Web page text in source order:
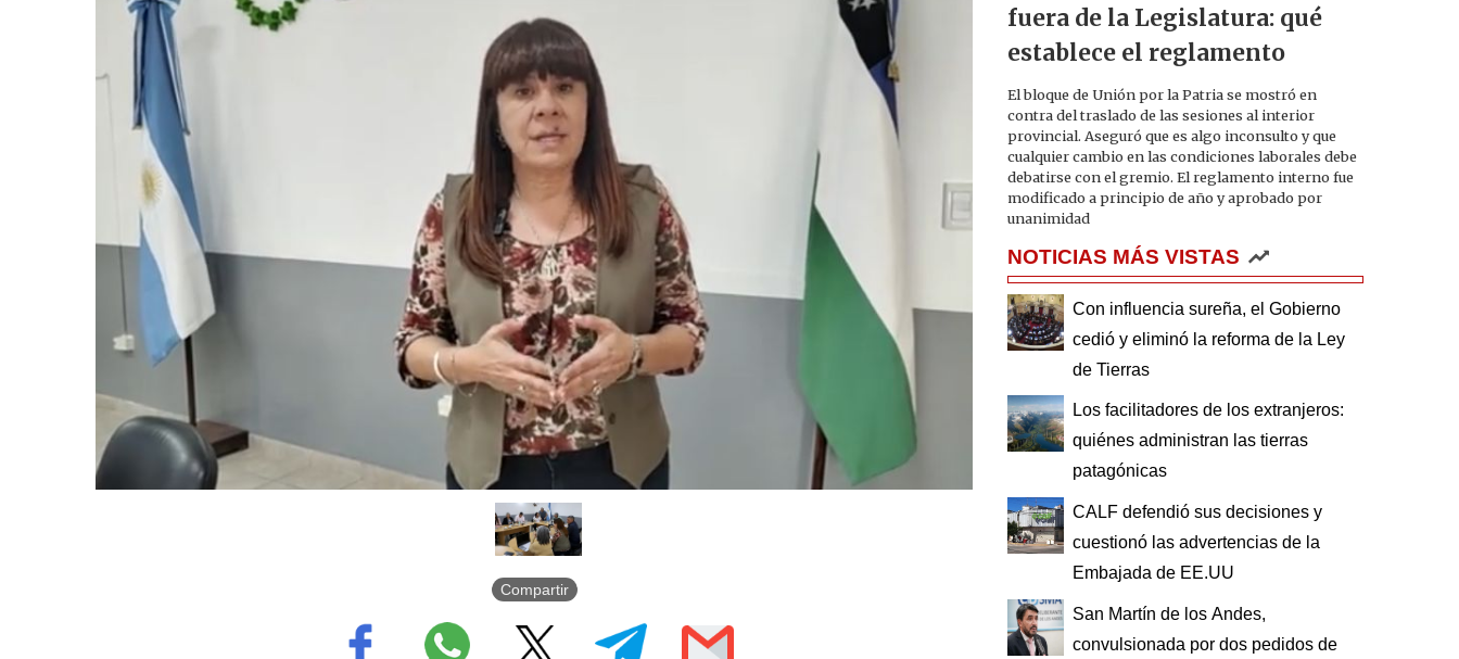
Compartir
fuera de la Legislatura: qué
establece el reglamento
El bloque de Unión por la Patria se mostró en
contra del traslado de las sesiones al interior
provincial. Aseguró que es algo inconsulto y que
cualquier cambio en las condiciones laborales debe
debatirse con el gremio. El reglamento interno fue
modificado a principio de año y aprobado por
unanimidad
NOTICIAS MÁS VISTAS
Con influencia sureña, el Gobierno
cedió y eliminó la reforma de la Ley
de Tierras
Los facilitadores de los extranjeros:
quiénes administran las tierras
patagónicas
CALF defendió sus decisiones y
cuestionó las advertencias de la
Embajada de EE.UU
San Martín de los Andes,
convulsionada por dos pedidos de